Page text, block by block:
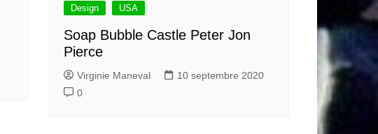
Design USA
Soap Bubble Castle Peter Jon
Pierce
Virginie Maneval
10 septembre 2020
0